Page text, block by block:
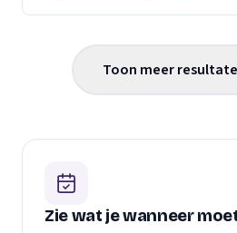
Toon meer
Zie wat je wanneer